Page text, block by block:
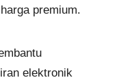
premium.
elektronik